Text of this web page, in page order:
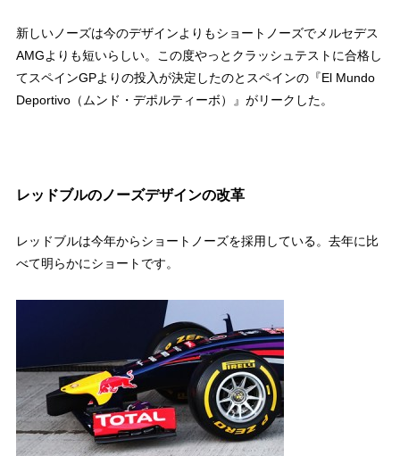
新しいノーズは今のデザインよりもショートノーズでメルセデス
AMGよりも短いらしい。この度やっとクラッシュテストに合格し
てスペインGPよりの投入が決定したのとスペインの『El Mundo
Deportivo（ムンド・デポルティーボ）』がリークした。
レッドブルのノーズデザインの改革
レッドブルは今年からショートノーズを採用している。去年に比
べて明らかにショートです。